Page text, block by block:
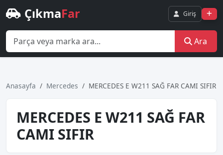
ÇıkmaFar Giriş
Ara
Anasayfa Mercedes MERCEDES E W211 SAĞ FAR CAMI SIFIR
MERCEDES E W211 SAĞ FAR
CAMI SIFIR